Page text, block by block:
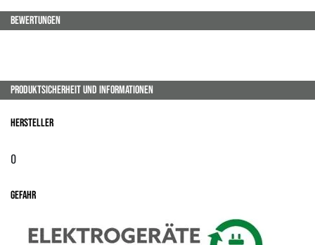
BEWERTUNGEN
PRODUKTSICHERHEIT UND INFORMATIONEN
Hersteller
0
Gefahr